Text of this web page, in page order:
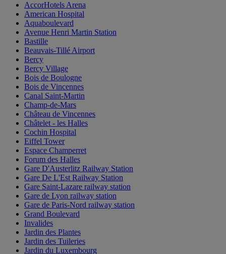
AccorHotels Arena
American Hospital
Aquaboulevard
Avenue Henri Martin Station
Bastille
Beauvais-Tillé Airport
Bercy
Bercy Village
Bois de Boulogne
Bois de Vincennes
Canal Saint-Martin
Champ-de-Mars
Château de Vincennes
Châtelet - les Halles
Cochin Hospital
Eiffel Tower
Espace Champerret
Forum des Halles
Gare D'Austerlitz Railway Station
Gare De L'Est Railway Station
Gare Saint-Lazare railway station
Gare de Lyon railway station
Gare de Paris-Nord railway station
Grand Boulevard
Invalides
Jardin des Plantes
Jardin des Tuileries
Jardin du Luxembourg